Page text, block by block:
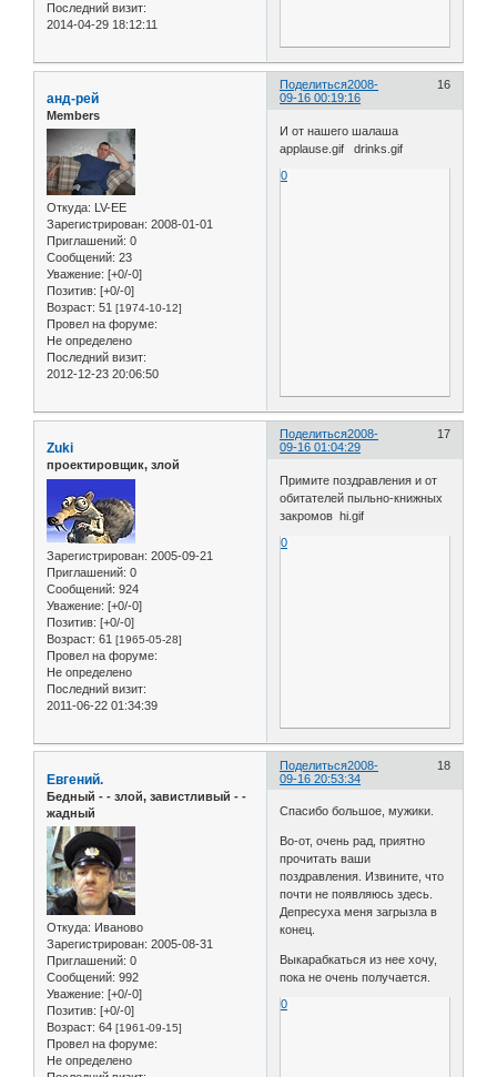
Последний визит:
2014-04-29 18:12:11
Поделиться 16
2008-
09-16 00:19:16
анд-рей
Members
Откуда: LV-EE
Зарегистрирован: 2008-01-01
Приглашений: 0
Сообщений: 23
Уважение: [+0/-0]
Позитив: [+0/-0]
Возраст: 51 [1974-10-12]
Провел на форуме:
Не определено
Последний визит:
2012-12-23 20:06:50
И от нашего шалаша
applause.gif drinks.gif
0
Поделиться 17
2008-
09-16 01:04:29
Zuki
проектировщик, злой
Зарегистрирован: 2005-09-21
Приглашений: 0
Сообщений: 924
Уважение: [+0/-0]
Позитив: [+0/-0]
Возраст: 61 [1965-05-28]
Провел на форуме:
Не определено
Последний визит:
2011-06-22 01:34:39
Примите поздравления и от
обитателей пыльно-книжных
закромов hi.gif
0
Поделиться 18
2008-
09-16 20:53:34
Евгений.
Бедный - - злой, завистливый - -
жадный
Откуда: Иваново
Зарегистрирован: 2005-08-31
Приглашений: 0
Сообщений: 992
Уважение: [+0/-0]
Позитив: [+0/-0]
Возраст: 64 [1961-09-15]
Провел на форуме:
Не определено
Спасибо большое, мужики.
Во-от, очень рад, приятно
прочитать ваши
поздравления. Извините, что
почти не появляюсь здесь.
Депресуха меня загрызла в
конец.
Выкарабкаться из нее хочу,
пока не очень получается.
0